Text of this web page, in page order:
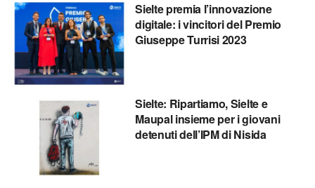
Sielte premia l’innovazione
digitale: i vincitori del Premio
Giuseppe Turrisi 2023
Sielte: Ripartiamo, Sielte e
Maupal insieme per i giovani
detenuti dell’IPM di Nisida